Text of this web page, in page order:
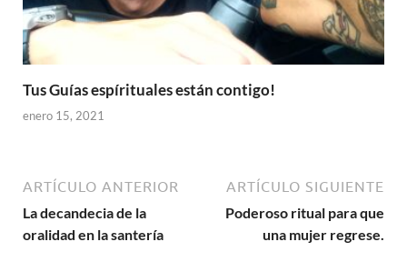
Tus Guías espírituales están contigo!
enero 15, 2021
ARTÍCULO ANTERIOR
La decandecia de la
oralidad en la santería
ARTÍCULO SIGUIENTE
Poderoso ritual para que
una mujer regrese.